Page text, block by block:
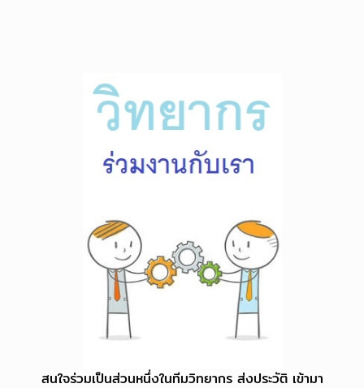
สนใจร่วมเป็นส่วนหนึ่งในทีมวิทยากร ส่งประวัติ เข้ามา